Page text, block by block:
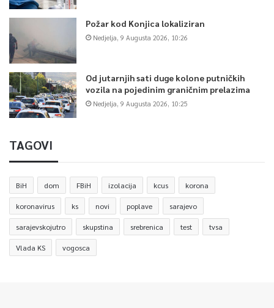
Požar kod Konjica lokaliziran
Nedjelja, 9 Augusta 2026, 10:26
Od jutarnjih sati duge kolone putničkih
vozila na pojedinim graničnim prelazima
Nedjelja, 9 Augusta 2026, 10:25
TAGOVI
BiH dom FBiH izolacija kcus korona
koronavirus ks novi poplave sarajevo
sarajevskojutro skupstina srebrenica test tvsa
Vlada KS vogosca